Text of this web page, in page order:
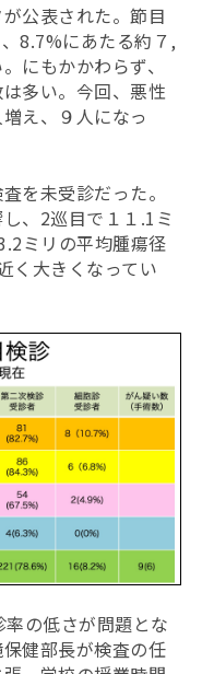
公表された。節目
8.7%にあたる約７,
にもかかわらず、
多い。今回、悪性
え、９人になっ
を未受診だった。
、2巡目で１１.1ミ
ミリの平均腫瘍径
く大きくなってい
の低さが問題とな
健部長が検査の任